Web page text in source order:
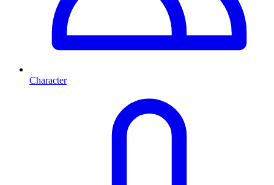
Character